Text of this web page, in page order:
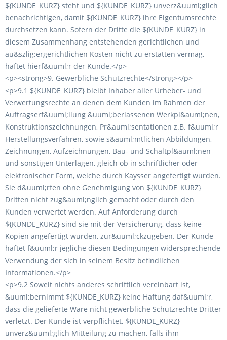
${KUNDE_KURZ} steht und ${KUNDE_KURZ} unverz&uuml;glich
benachrichtigen, damit ${KUNDE_KURZ} ihre Eigentumsrechte
durchsetzen kann. Sofern der Dritte die ${KUNDE_KURZ} in
diesem Zusammenhang entstehenden gerichtlichen und
au&szlig;ergerichtlichen Kosten nicht zu erstatten vermag,
haftet hierf&uuml;r der Kunde.</p>
<p><strong>9. Gewerbliche Schutzrechte</strong></p>
<p>9.1 ${KUNDE_KURZ} bleibt Inhaber aller Urheber- und
Verwertungsrechte an denen dem Kunden im Rahmen der
Auftragserf&uuml;llung &uuml;berlassenen Werkpl&auml;nen,
Konstruktionszeichnungen, Pr&auml;sentationen z.B. f&uuml;r
Herstellungsverfahren, sowie s&auml;mtlichen Abbildungen,
Zeichnungen, Aufzeichnungen, Bau- und Schaltpl&auml;nen
und sonstigen Unterlagen, gleich ob in schriftlicher oder
elektronischer Form, welche durch Kaysser angefertigt wurden.
Sie d&uuml;rfen ohne Genehmigung von ${KUNDE_KURZ}
Dritten nicht zug&auml;nglich gemacht oder durch den
Kunden verwertet werden. Auf Anforderung durch
${KUNDE_KURZ} sind sie mit der Versicherung, dass keine
Kopien angefertigt wurden, zur&uuml;ckzugeben. Der Kunde
haftet f&uuml;r jegliche diesen Bedingungen widersprechende
Verwendung der sich in seinem Besitz befindlichen
Informationen.</p>
<p>9.2 Soweit nichts anderes schriftlich vereinbart ist,
&uuml;bernimmt ${KUNDE_KURZ} keine Haftung daf&uuml;r,
dass die gelieferte Ware nicht gewerbliche Schutzrechte Dritter
verletzt. Der Kunde ist verpflichtet, ${KUNDE_KURZ}
unverz&uuml;glich Mitteilung zu machen, falls ihm